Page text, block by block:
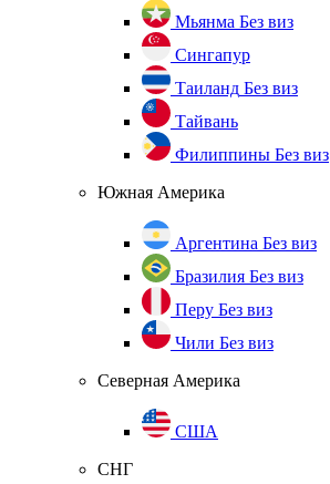
Мьянма Без виз
Сингапур
Таиланд Без виз
Тайвань
Филиппины Без виз
Южная Америка
Аргентина Без виз
Бразилия Без виз
Перу Без виз
Чили Без виз
Северная Америка
США
СНГ